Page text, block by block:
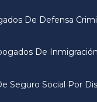
De Defensa
De Inmigración
Seguro Social Por